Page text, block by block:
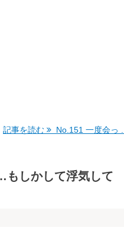
記事を読む No.151 一度会っ ...
もしかして浮気して